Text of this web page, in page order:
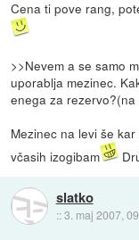
Cena ti pove rang,
>>Nevem a se samo
uporablja mezinec.
enega za
Mezinec na levi še
včasih izogibam
slatko
::3. maj 2007,